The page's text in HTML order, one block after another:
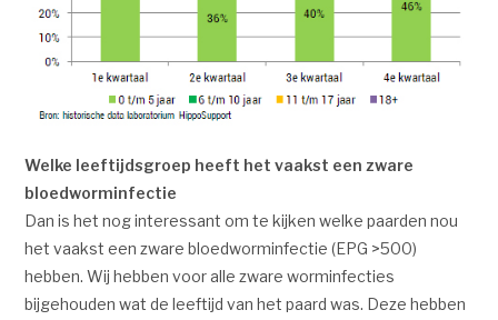
Welke leeftijdsgroep heeft het vaakst een zware
bloedworminfectie
Dan is het nog interessant om te kijken welke paarden nou
het vaakst een zware bloedworminfectie (EPG >500)
hebben. Wij hebben voor alle zware worminfecties
bijgehouden wat de leeftijd van het paard was. Deze hebben